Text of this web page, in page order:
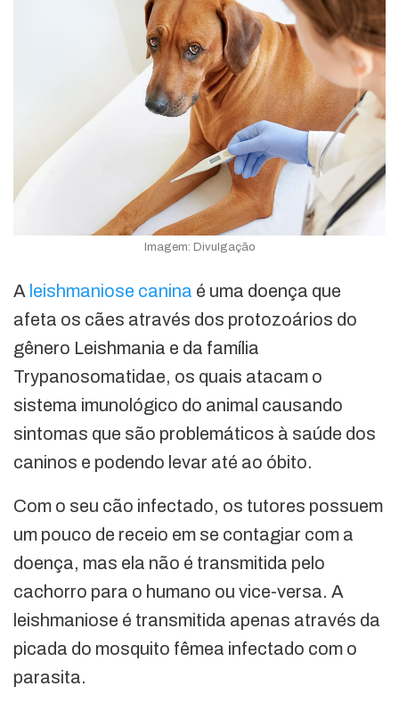
Imagem: Divulgação
A leishmaniose canina é uma doença que
afeta os cães através dos protozoários do
gênero Leishmania e da família
Trypanosomatidae, os quais atacam o
sistema imunológico do animal causando
sintomas que são problemáticos à saúde dos
caninos e podendo levar até ao óbito.
Com o seu cão infectado, os tutores possuem
um pouco de receio em se contagiar com a
doença, mas ela não é transmitida pelo
cachorro para o humano ou vice-versa. A
leishmaniose é transmitida apenas através da
picada do mosquito fêmea infectado com o
parasita.